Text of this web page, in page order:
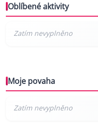
Oblíbené aktivity
Moje povaha